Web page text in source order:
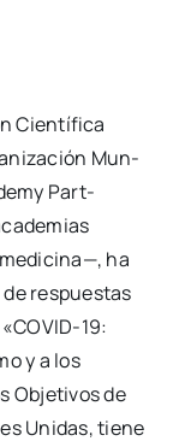
Cien­tí­fi­ca
Mun­
Part­
ha
res­pues­tas
19:
y a los
Obje­ti­vos de
Uni­das, tie­ne